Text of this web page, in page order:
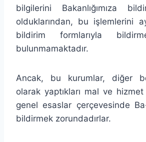
bilgilerini Bakanlığımıza
olduklarından, bu işlemlerini
bildirim formlarıyla
bulunmamaktadır.
Ancak, bu kurumlar, diğer
olarak yaptıkları mal ve hizmet
genel esaslar çerçevesinde
bildirmek zorundadırlar.